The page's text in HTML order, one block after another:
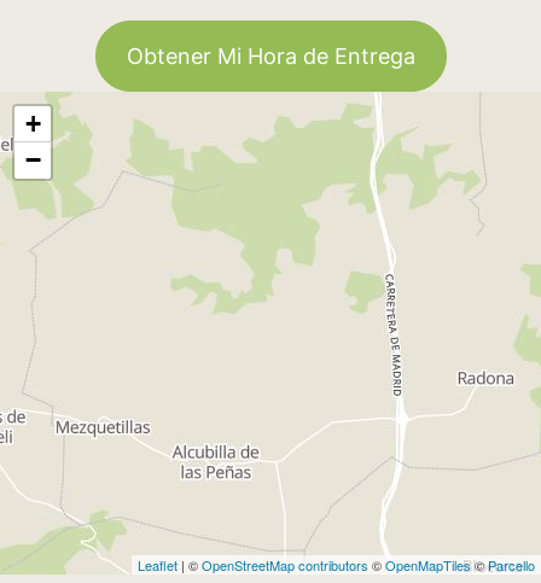
Obtener Mi Hora de Entrega
+
−
Leaflet | ©OpenStreetMap contributors ©OpenMapTiles©Parcello